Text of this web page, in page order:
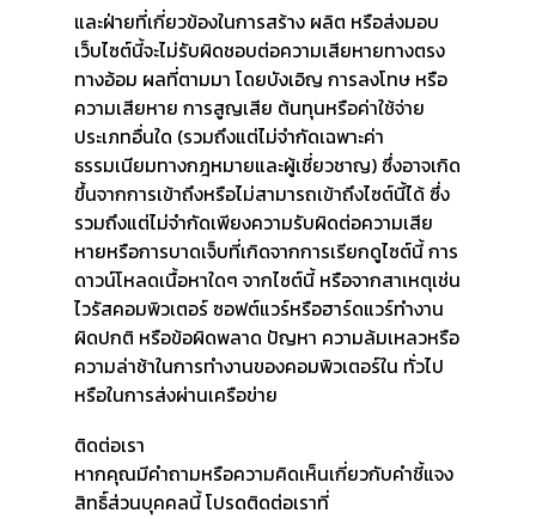
และฝ่ายที่เกี่ยวข้องในการสร้าง ผลิต หรือส่งมอบ
เว็บไซต์นี้จะไม่รับผิดชอบต่อความเสียหายทางตรง
ทางอ้อม ผลที่ตามมา โดยบังเอิญ การลงโทษ หรือ
ความเสียหาย การสูญเสีย ต้นทุนหรือค่าใช้จ่าย
ประเภทอื่นใด (รวมถึงแต่ไม่จำกัดเฉพาะค่า
ธรรมเนียมทางกฎหมายและผู้เชี่ยวชาญ) ซึ่งอาจเกิด
ขึ้นจากการเข้าถึงหรือไม่สามารถเข้าถึงไซต์นี้ได้ ซึ่ง
รวมถึงแต่ไม่จำกัดเพียงความรับผิดต่อความเสีย
หายหรือการบาดเจ็บที่เกิดจากการเรียกดูไซต์นี้ การ
ดาวน์โหลดเนื้อหาใดๆ จากไซต์นี้ หรือจากสาเหตุเช่น
ไวรัสคอมพิวเตอร์ ซอฟต์แวร์หรือฮาร์ดแวร์ทำงาน
ผิดปกติ หรือข้อผิดพลาด ปัญหา ความล้มเหลวหรือ
ความล่าช้าในการทำงานของคอมพิวเตอร์ใน ทั่วไป
หรือในการส่งผ่านเครือข่าย
ติดต่อเรา
หากคุณมีคำถามหรือความคิดเห็นเกี่ยวกับคำชี้แจง
สิทธิ์ส่วนบุคคลนี้ โปรดติดต่อเราที่